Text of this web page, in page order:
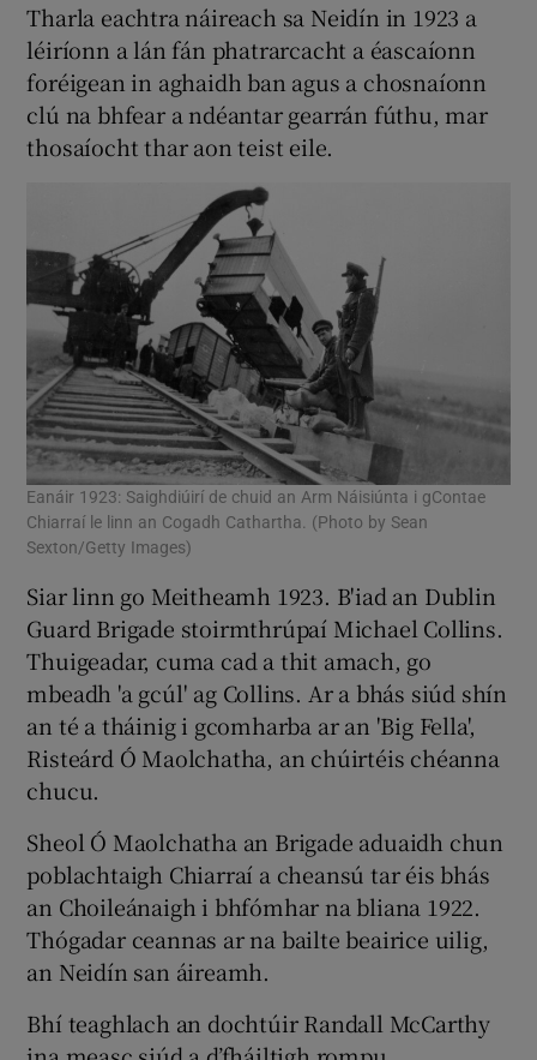
Tharla eachtra náireach sa Neidín in 1923 a
léiríonn a lán fán phatrarcacht a éascaíonn
foréigean in aghaidh ban agus a chosnaíonn
clú na bhfear a ndéantar gearrán fúthu, mar
thosaíocht thar aon teist eile.
Eanáir 1923: Saighdiúirí de chuid an Arm Náisiúnta i gContae
Chiarraí le linn an Cogadh Cathartha. (Photo by Sean
Sexton/Getty Images)
Siar linn go Meitheamh 1923. B'iad an Dublin
Guard Brigade stoirmthrúpaí Michael Collins.
Thuigeadar, cuma cad a thit amach, go
mbeadh 'a gcúl' ag Collins. Ar a bhás siúd shín
an té a tháinig i gcomharba ar an 'Big Fella',
Risteárd Ó Maolchatha, an chúirtéis chéanna
chucu.
Sheol Ó Maolchatha an Brigade aduaidh chun
poblachtaigh Chiarraí a cheansú tar éis bhás
an Choileánaigh i bhfómhar na bliana 1922.
Thógadar ceannas ar na bailte beairice uilig,
an Neidín san áireamh.
Bhí teaghlach an dochtúir Randall McCarthy